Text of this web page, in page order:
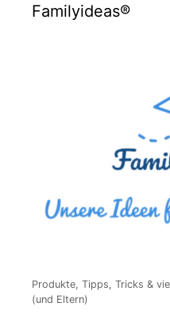
Familyideas®
Produkte, Tipps, Tricks &
(und Eltern)